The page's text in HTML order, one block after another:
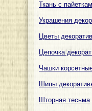
Ткань с
Украшения
Цветы
Цепочка
Чашки
Шипы
Шторная тесьма